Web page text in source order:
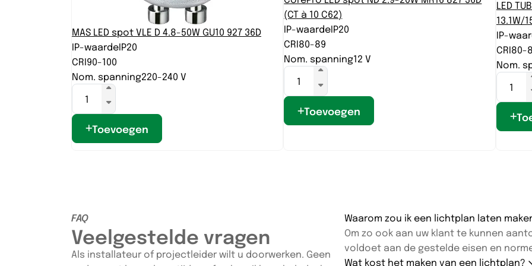
MAS LED spot VLE D 4.8-50W GU10 927 36D
IP-waardeIP20
CRI90-100
Nom. spanning220-240 V
Toevoegen
(CT à 10 C62)
IP-waardeIP20
CRI80-89
Nom. spanning12 V
Toevoegen
LED
13.1W/
IP-
CRI80-
Nom.
FAQ
Veelgestelde vragen
Als installateur of projectleider wilt u doorwerken. Geen
Waarom zou ik een lichtplan laten
Om zo ook aan uw klant te kunnen
voldoet aan de gestelde eisen en
Wat kost het maken van een lichtplan?